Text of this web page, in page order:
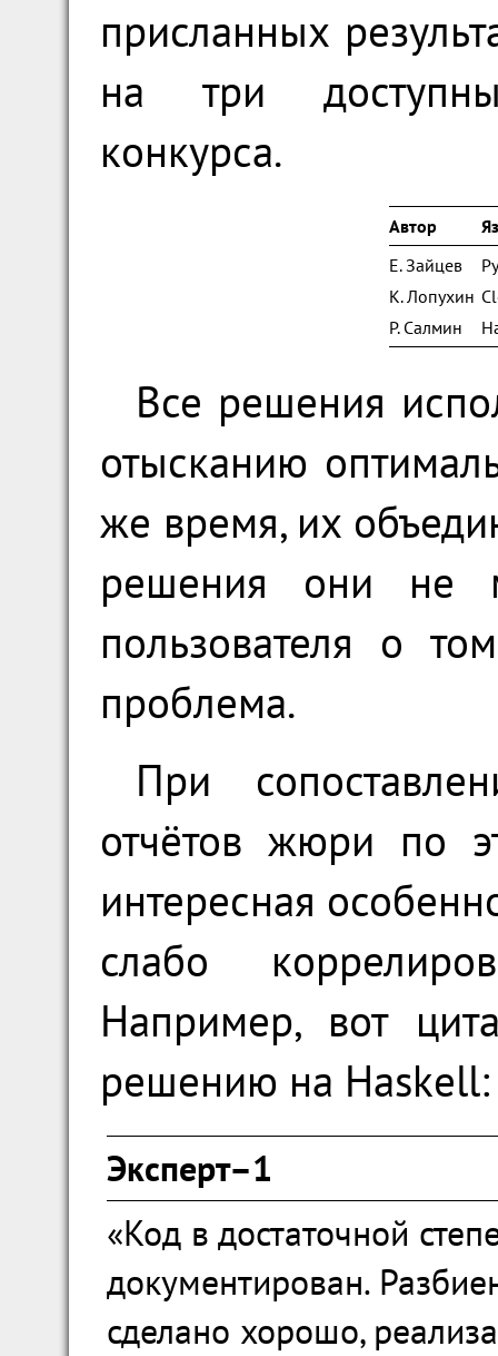
присланных
на три
конкурса.
Автор
Е. Зайцев
К. Лопухин
Р. Салмин
Все решения
отысканию
же время, их
решения они не
пользователя о
проблема.
При
отчётов жюри по
интересная
слабо
Например, вот
решению на Haskell:
Эксперт–1
«Код в достаточной
документирован.
сделано хорошо,